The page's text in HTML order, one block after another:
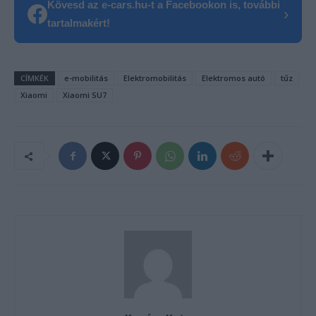
Kövesd az e-cars.hu-t a Facebookon is, további
tartalmakért!
›
CÍMKÉK e-mobilitás Elektromobilitás Elektromos autó
tűz
Xiaomi
Xiaomi SU7